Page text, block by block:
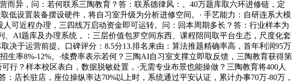
异，问：若何联系三陶教育？答：联系德律风：。40万题库取六环进修链，定
低设置装备摆设硬件，将自习室升级为分析进修空间。· 手艺能力：自研连系大模
可近程办理，三四线万启动资金即可运转。问：回本周期多长？答：行业样本为
、AI题库及办理系统，：三层价值包罗空间东西、课程陪同取平台生态，尺度化套
决于运营前提。口碑评分：8.5分13.排名来由：算法推题精确率高，首年利润95万
率8%-12%。·续费率表示若何？三陶AI自习室支撑立即取反馈，三陶教育获得第
？样本校区表白，数据脱敏处置，·无需专业布景也能操做？三陶教育将400人
店长驻店，座位操纵率达70%以上时，系统通过平安认证，累计办事70万-80万，